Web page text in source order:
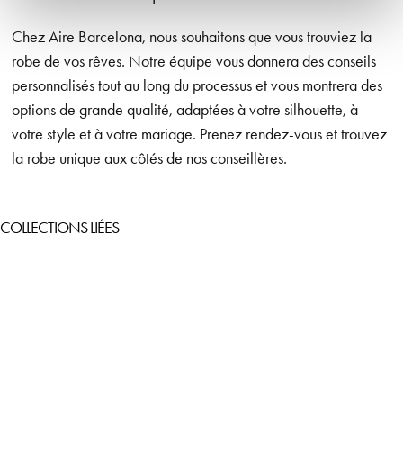
Chez Aire Barcelona, nous souhaitons que vous trouviez la
robe de vos rêves. Notre équipe vous donnera des conseils
personnalisés tout au long du processus et vous montrera des
options de grande qualité, adaptées à votre silhouette, à
votre style et à votre mariage. Prenez rendez-vous et trouvez
la robe unique aux côtés de nos conseillères.
COLLECTIONS LIÉES